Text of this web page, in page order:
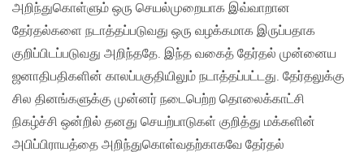
அறிந்துகொள்ளும் ஒரு செயல்முறையாக இவ்வாறான
தேர்தல்களை நடாத்தப்படுவது ஒரு வழக்கமாக இருப்பதாக
குறிப்பிடப்படுவது அறிந்ததே. இந்த வகைத் தேர்தல் முன்னைய
ஜனாதிபதிகளின் காலப்பகுதியிலும் நடாத்தப்பட்டது. தேர்தலுக்கு
சில தினங்களுக்கு முன்னர் நடைபெற்ற தொலைக்காட்சி
நிகழ்ச்சி ஒன்றில் தனது செயற்பாடுகள் குறித்து மக்களின்
அபிப்பிராயத்தை அறிந்துகொள்வதற்காகவே தேர்தல்